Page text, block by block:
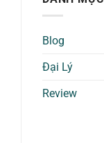
Blog
Đại Lý
Review